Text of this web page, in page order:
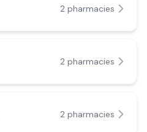
2 pharmacies
2 pharmacies
2 pharmacies